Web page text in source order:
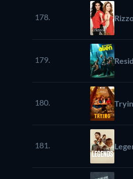
178.
179.
180.
181.